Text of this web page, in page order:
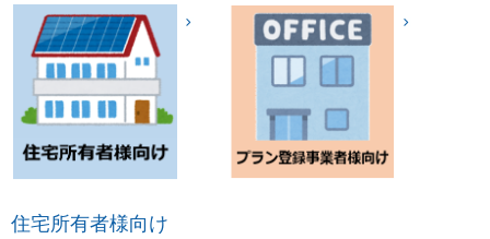
住宅所有者様向け